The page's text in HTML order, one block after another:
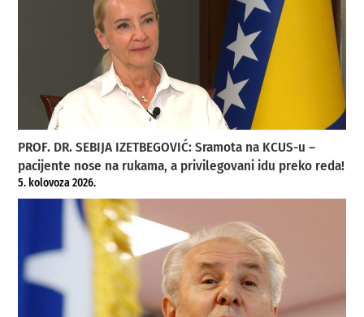
PROF. DR. SEBIJA IZETBEGOVIĆ: Sramota na KCUS-u –
pacijente nose na rukama, a privilegovani idu preko reda!
5. kolovoza 2026.